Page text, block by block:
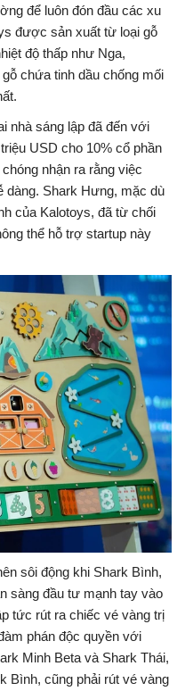
để luôn đón đầu các xu
được sản xuất từ loại gỗ
độ thấp như Nga,
chứa tinh dầu chống mối
nhà sáng lập đã đến với
USD cho 10% cổ phần
nhận ra rằng việc
dàng. Shark Hưng, mặc dù
của Kalotoys, đã từ chối
thể hỗ trợ startup này
sôi động khi Shark Bình,
sàng đầu tư mạnh tay vào
tức rút ra chiếc vé vàng trị
phán độc quyền với
Minh Beta và Shark Thái,
Bình, cũng phải rút vé vàng